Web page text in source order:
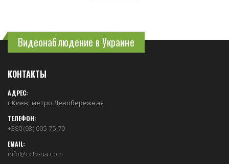
Видеонаблюдение в Украине
КОНТАКТЫ
АДРЕС:
г.Киев, метро Левобережная
ТЕЛЕФОН:
+380 (93) 005-75-70
EMAIL:
info@cctv-ua.com